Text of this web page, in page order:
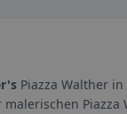
Piazza Walther
Piazza